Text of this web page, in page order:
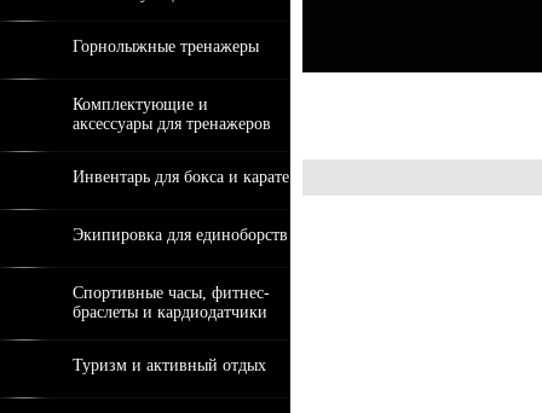
Горнолыжные тренажеры
Комплектующие и
аксессуары для тренажеров
Инвентарь для бокса и карате
Экипировка для единоборств
Спортивные часы, фитнес-
браслеты и кардиодатчики
Туризм и активный отдых